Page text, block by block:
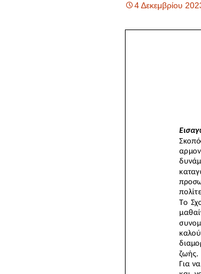
4 Δεκεμβρίου